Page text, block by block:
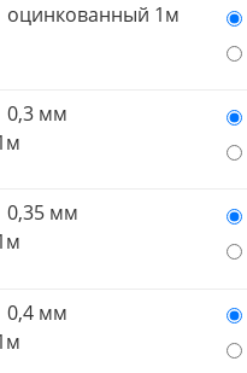
оцинкованный 1м
0,3 мм
0,35 мм
0,4 мм